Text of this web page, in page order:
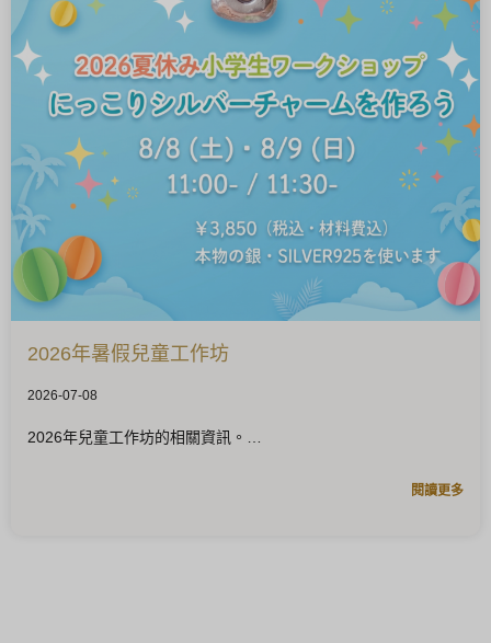
2026年暑假兒童工作坊
2026-07-08
2026年兒童工作坊的相關資訊。
閱讀更多